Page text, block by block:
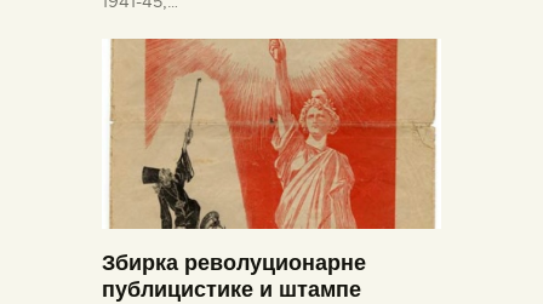
Збирка револуционарне
публицистике и штампе